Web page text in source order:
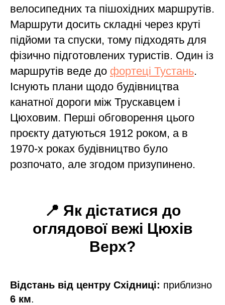
велосипедних та пішохідних маршрутів.
Маршрути досить складні через круті
підйоми та спуски, тому підходять для
фізично підготовлених туристів. Один із
маршрутів веде до фортеці Тустань.
Існують плани щодо будівництва
канатної дороги між Трускавцем і
Цюховим. Перші обговорення цього
проєкту датуються 1912 роком, а в
1970-х роках будівництво було
розпочато, але згодом призупинено.
📍 Як дістатися до
оглядової вежі Цюхів
Верх?
Відстань від центру Східниці: приблизно
6 км.